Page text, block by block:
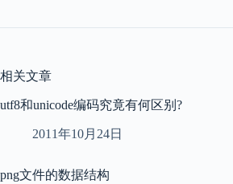
相关文章
utf8和unicode编码究竟有何区别?
2011年10月24日
png文件的数据结构